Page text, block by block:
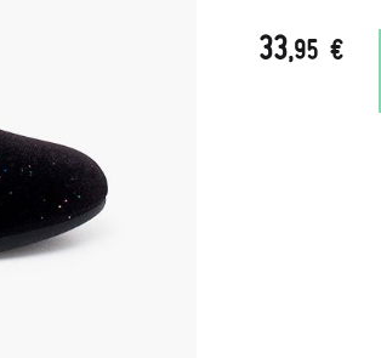
33,95 €